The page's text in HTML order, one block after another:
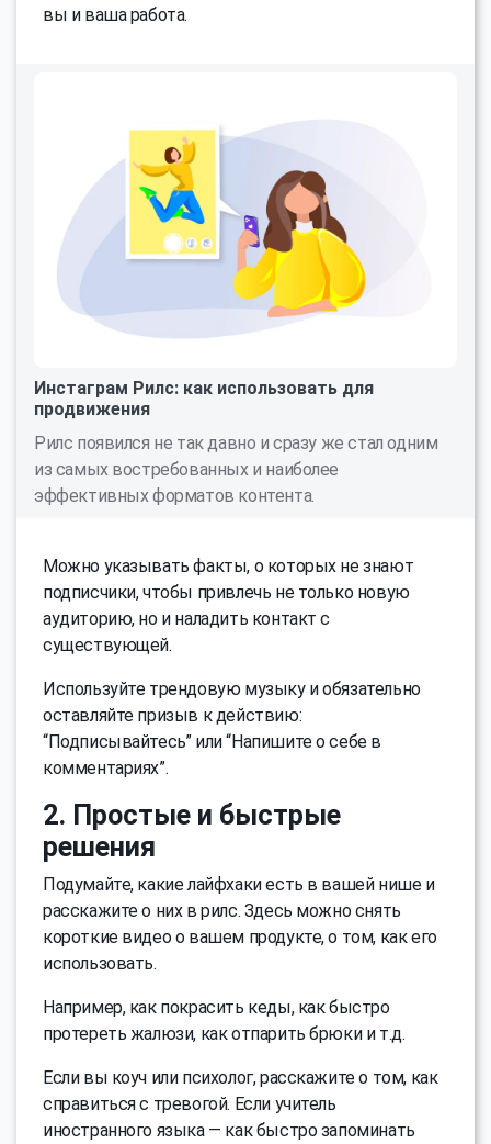
вы и ваша работа.
Инстаграм Рилс: как использовать для
продвижения
Рилс появился не так давно и сразу же стал одним
из самых востребованных и наиболее
эффективных форматов контента.
Можно указывать факты, о которых не знают
подписчики, чтобы привлечь не только новую
аудиторию, но и наладить контакт с
существующей.
Используйте трендовую музыку и обязательно
оставляйте призыв к действию:
“Подписывайтесь” или “Напишите о себе в
комментариях”.
2. Простые и быстрые
решения
Подумайте, какие лайфхаки есть в вашей нише и
расскажите о них в рилс. Здесь можно снять
короткие видео о вашем продукте, о том, как его
использовать.
Например, как покрасить кеды, как быстро
протереть жалюзи, как отпарить брюки и т.д.
Если вы коуч или психолог, расскажите о том, как
справиться с тревогой. Если учитель
иностранного языка — как быстро запоминать